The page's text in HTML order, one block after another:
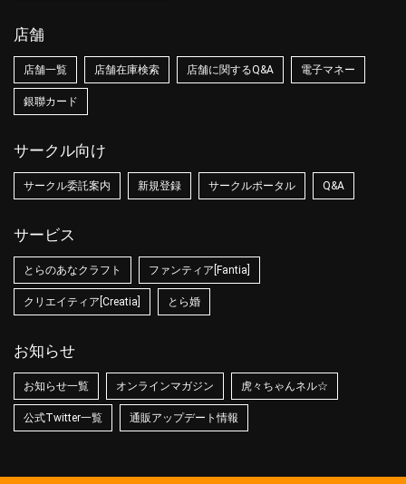
店舗
店舗一覧 店舗在庫検索 店舗に関するQ&A 電子マネー
銀聯カード
サークル向け
サークル委託案内 新規登録 サークルポータル Q&A
サービス
とらのあなクラフト ファンティア[Fantia]
クリエイティア[Creatia] とら婚
お知らせ
お知らせ一覧 オンラインマガジン 虎々ちゃんネル☆
公式Twitter一覧 通販アップデート情報